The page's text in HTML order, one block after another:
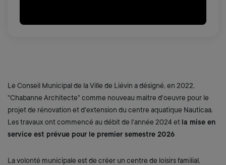
Le Conseil Municipal de la Ville de Liévin a désigné, en 2022,
"Chabanne Architecte" comme nouveau maitre d'oeuvre pour le
projet de rénovation et d'extension du centre aquatique Nauticaa.
Les travaux ont commencé au débit de l'année 2024 et la mise en
service est prévue pour le premier semestre 2026
La volonté municipale est de créer un centre de loisirs familial,